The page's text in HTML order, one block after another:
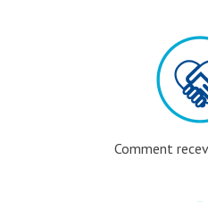
Comment